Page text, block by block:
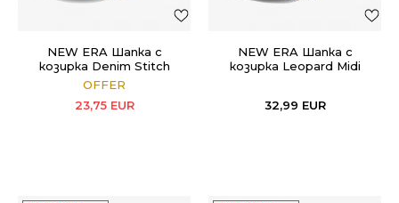
NEW ERA Шапка с
козирка Denim Stitch
9TWENTY
OFFER
23,75 EUR
NEW ERA Шапка с
козирка Leopard Midi
32,99 EUR